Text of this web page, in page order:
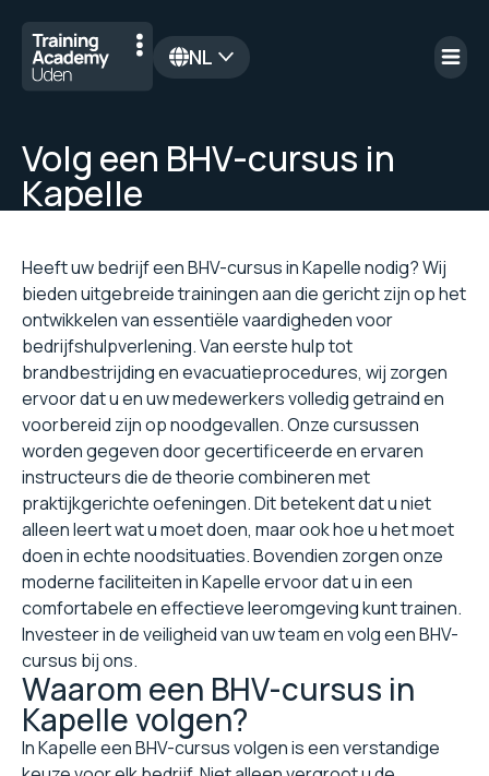
NL
Volg een BHV-cursus in
Kapelle
Heeft uw bedrijf een BHV-cursus in Kapelle nodig? Wij
bieden uitgebreide trainingen aan die gericht zijn op het
ontwikkelen van essentiële vaardigheden voor
bedrijfshulpverlening. Van eerste hulp tot
brandbestrijding en evacuatieprocedures, wij zorgen
ervoor dat u en uw medewerkers volledig getraind en
voorbereid zijn op noodgevallen. Onze cursussen
worden gegeven door gecertificeerde en ervaren
instructeurs die de theorie combineren met
praktijkgerichte oefeningen. Dit betekent dat u niet
alleen leert wat u moet doen, maar ook hoe u het moet
doen in echte noodsituaties. Bovendien zorgen onze
moderne faciliteiten in Kapelle ervoor dat u in een
comfortabele en effectieve leeromgeving kunt trainen.
Investeer in de veiligheid van uw team en volg een BHV-
cursus bij ons.
Waarom een BHV-cursus in
Kapelle volgen?
In Kapelle een BHV-cursus volgen is een verstandige